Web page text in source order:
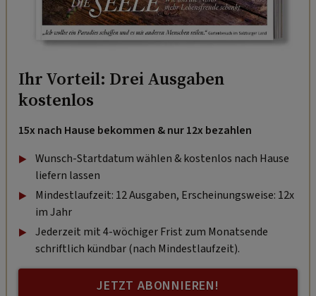
Ihr Vorteil: Drei Ausgaben
kostenlos
15x nach Hause bekommen & nur 12x bezahlen
Wunsch-Startdatum wählen & kostenlos nach Hause
liefern lassen
Mindestlaufzeit: 12 Ausgaben, Erscheinungsweise: 12x
im Jahr
Jederzeit mit 4-wöchiger Frist zum Monatsende
schriftlich kündbar (nach Mindestlaufzeit).
JETZT ABONNIEREN!